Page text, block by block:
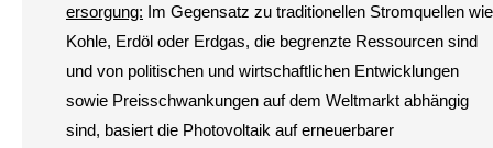
ersorgung: Im Gegensatz zu traditionellen Stromquellen wie
Kohle, Erdöl oder Erdgas, die begrenzte Ressourcen sind
und von politischen und wirtschaftlichen Entwicklungen
sowie Preisschwankungen auf dem Weltmarkt abhängig
sind, basiert die Photovoltaik auf erneuerbarer